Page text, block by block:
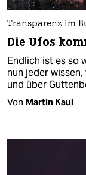
Transparenz im
Die Ufos
Endlich ist es so
nun jeder
und über
Von Martin Kaul